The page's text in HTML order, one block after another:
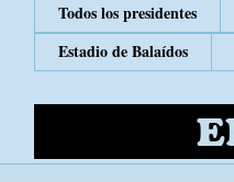
Todos los presidentes
Estadio de Balaídos